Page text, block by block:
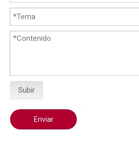
Subir
Enviar